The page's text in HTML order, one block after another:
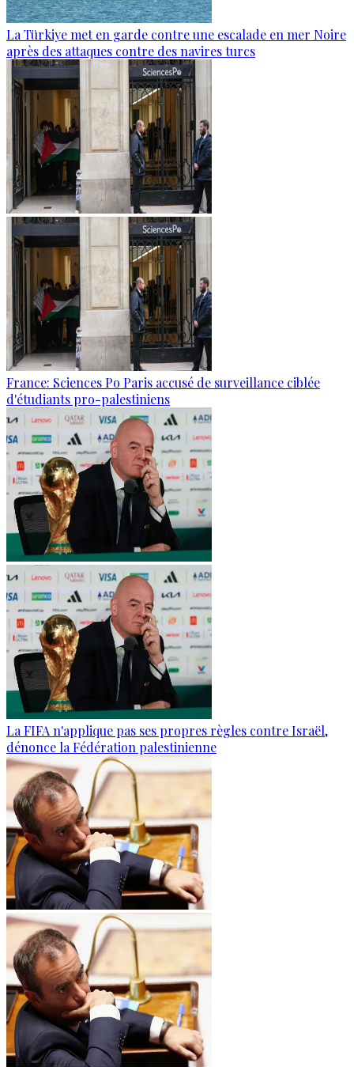
La Türkiye met en garde contre une escalade en mer Noire
après des attaques contre des navires turcs
France: Sciences Po Paris accusé de surveillance ciblée
d'étudiants pro-palestiniens
La FIFA n'applique pas ses propres règles contre Israël,
dénonce la Fédération palestinienne